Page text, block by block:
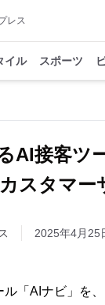
レス
イル スポーツ
AI接客ツ
スタマー
2025年4月25
「AIナビ」を